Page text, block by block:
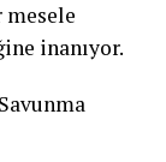
mesele
inanıyor.